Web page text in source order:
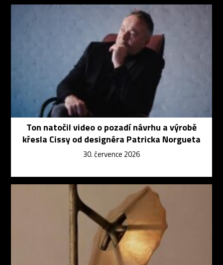
Ton natočil video o pozadí návrhu a výrobě
křesla Cissy od designéra Patricka Norgueta
30. července 2026